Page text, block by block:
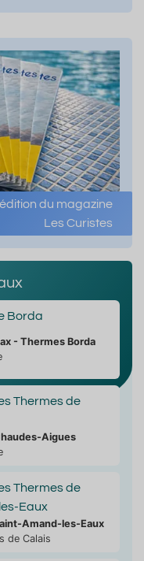
du magazine
Les Curistes
Borda
- Thermes Borda
Thermes de
Aigues
Thermes de
Eaux
Amand-les-Eaux
de Calais